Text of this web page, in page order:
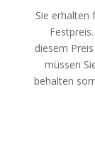
Sie erhalten
diesem
müssen
behalten